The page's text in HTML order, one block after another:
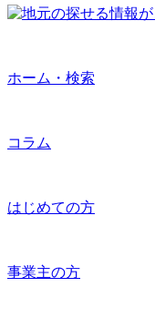
ホーム・検索
コラム
はじめての方
事業主の方